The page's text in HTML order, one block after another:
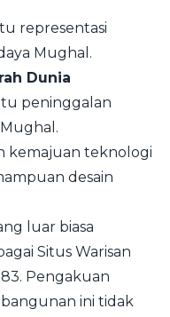
representasi
Mughal.
Dunia
peninggalan
kemajuan teknologi
desain
luar biasa
Situs Warisan
Pengakuan
ini tidak